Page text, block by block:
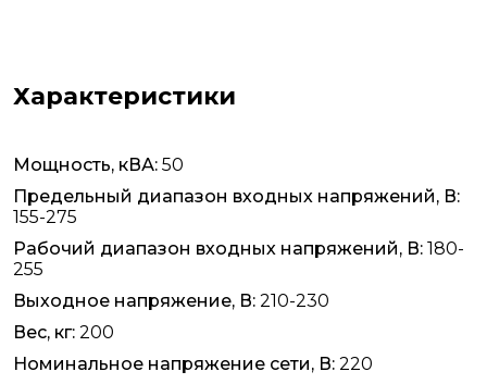
Характеристики
Мощность, кВА: 50
Предельный диапазон входных напряжений, В:
155-275
Рабочий диапазон входных напряжений, В: 180-
255
Выходное напряжение, В: 210-230
Вес, кг: 200
Номинальное напряжение сети, В: 220